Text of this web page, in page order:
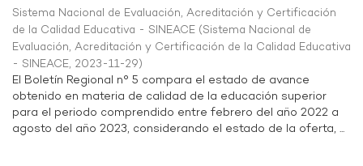
Sistema Nacional de Evaluación, Acreditación y Certificación
de la Calidad Educativa - SINEACE (Sistema Nacional de
Evaluación, Acreditación y Certificación de la Calidad Educativa
- SINEACE, 2023-11-29)
El Boletín Regional n° 5 compara el estado de avance
obtenido en materia de calidad de la educación superior
para el periodo comprendido entre febrero del año 2022 a
agosto del año 2023, considerando el estado de la oferta, ...